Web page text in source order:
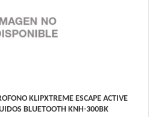
KLIPXTREME ESCAPE ACTIVE
BLUETOOTH KNH-300BK